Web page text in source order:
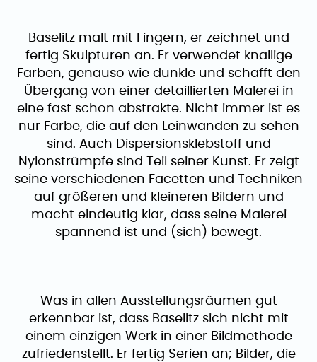
Baselitz malt mit Fingern, er zeichnet und
fertig Skulpturen an. Er verwendet knallige
Farben, genauso wie dunkle und schafft den
Übergang von einer detaillierten Malerei in
eine fast schon abstrakte. Nicht immer ist es
nur Farbe, die auf den Leinwänden zu sehen
sind. Auch ​​Dispersionsklebstoff und
Nylonstrümpfe sind Teil seiner Kunst. Er zeigt
seine verschiedenen Facetten und Techniken
auf größeren und kleineren Bildern und
macht eindeutig klar, dass seine Malerei
spannend ist und (sich) bewegt.
Was in allen Ausstellungsräumen gut
erkennbar ist, dass Baselitz sich nicht mit
einem einzigen Werk in einer Bildmethode
zufriedenstellt. Er fertig Serien an; Bilder, die